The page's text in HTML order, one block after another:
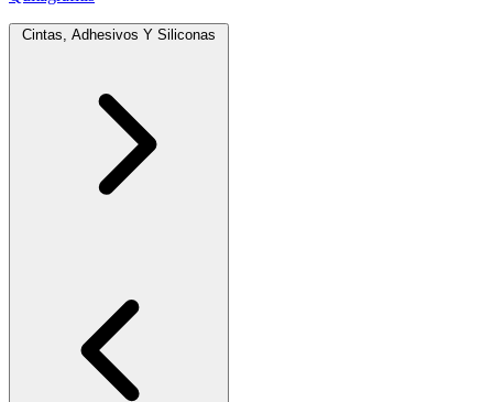
Cintas, Adhesivos Y Siliconas